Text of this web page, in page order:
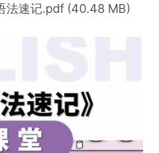
法速记.pdf (40.48 MB)